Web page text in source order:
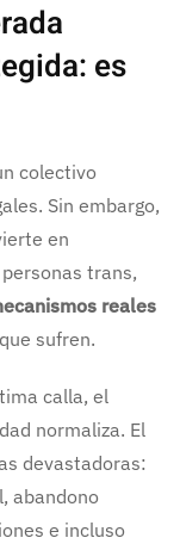
es
colectivo
Sin embargo,
en
trans,
reales
sufren.
calla, el
normaliza. El
devastadoras:
abandono
e incluso